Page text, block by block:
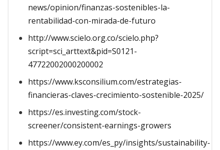
news/opinion/finanzas-sostenibles-la-
rentabilidad-con-mirada-de-futuro
http://www.scielo.org.co/scielo.php?
script=sci_arttext&pid=S0121-
47722002000200002
https://www.ksconsilium.com/estrategias-
financieras-claves-crecimiento-sostenible-2025/
https://es.investing.com/stock-
screener/consistent-earnings-growers
https://www.ey.com/es_py/insights/sustainability-